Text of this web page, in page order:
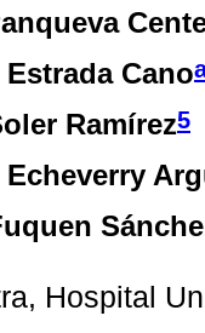
Cano
Ramírez5
Hospital